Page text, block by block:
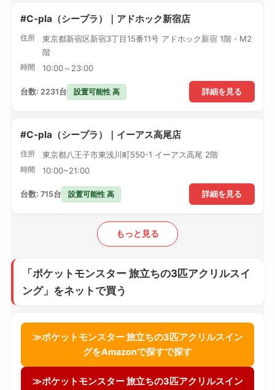
#C-pla（シープラ）｜アドホック新宿店
住所
東京都新宿区新宿3丁目15番11号 アドホック新宿 1階・M2
階
時間 10:00～23:00
詳細を見る
台数: 2231台 設置可能性 高
#C-pla（シープラ）｜イーアス高尾店
住所 東京都八王子市東浅川町550-1 イーアス高尾 2階
時間 10:00~21:00
詳細を見る
台数: 715台 設置可能性 高
もっと見る
「ポケットモンスター 旅立ちの3匹アクリルスイ
ング」をネットで買う
≫ポケットモンスター 旅立ちの3匹アクリルスイン
グをAmazonで探すで探す
≫ポケットモンスター 旅立ちの3匹アクリルスイン